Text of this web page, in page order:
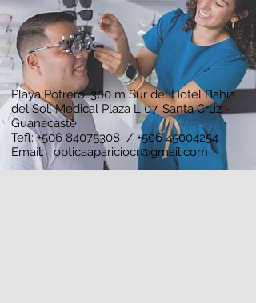
Playa Potrero, 300 m Sur del Hotel Bahía
del Sol, Medical Plaza L 07. Santa Cruz -
Guanacaste
Tefl:+506 84075308 / +506 45004254
Email: opticaapariciocr@gmail.com